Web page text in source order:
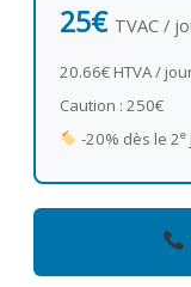
25€ TVAC /
20.66€ HTVA /
Caution : 250€
-20% dès le 2e